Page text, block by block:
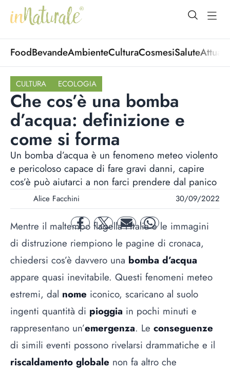
open
FoodBevandeAmbienteCulturaCosmesiSalute
CULTURA ECOLOGIA
Che cos’è una bomba
d’acqua: definizione e
come si forma
Un bomba d’acqua è un fenomeno meteo violento
e pericoloso capace di fare gravi danni, capire
cos’è può aiutarci a non farci prendere dal panico
Alice Facchini 30/09/2022
facebooktwitter mail whatsapp
Mentre il maltempo flagella l’Italia e le immagini
di distruzione riempiono le pagine di cronaca,
chiedersi cos’è davvero una bomba d’acqua
appare quasi inevitabile. Questi fenomeni meteo
estremi, dal nome iconico, scaricano al suolo
ingenti quantità di pioggia in pochi minuti e
rappresentano un’emergenza. Le conseguenze
di simili eventi possono rivelarsi drammatiche e il
riscaldamento globale non fa altro che